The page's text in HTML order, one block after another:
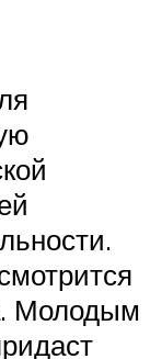
Молодым